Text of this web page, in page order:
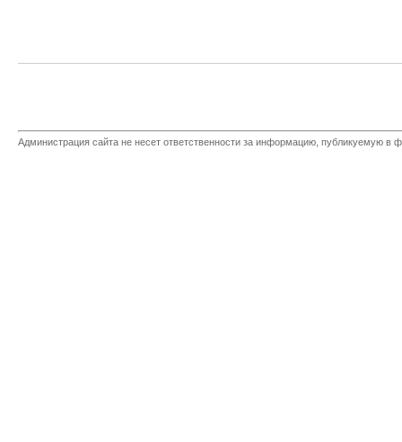
Администрация сайта не несет ответственности за информацию, публикуемую